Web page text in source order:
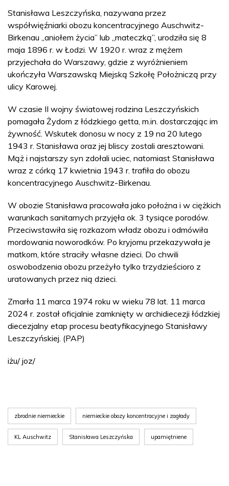
Stanisława Leszczyńska, nazywana przez
współwięźniarki obozu koncentracyjnego Auschwitz-
Birkenau „aniołem życia” lub „mateczką”, urodziła się 8
maja 1896 r. w Łodzi. W 1920 r. wraz z mężem
przyjechała do Warszawy, gdzie z wyróżnieniem
ukończyła Warszawską Miejską Szkołę Położniczą przy
ulicy Karowej.
W czasie II wojny światowej rodzina Leszczyńskich
pomagała Żydom z łódzkiego getta, m.in. dostarczając im
żywność. Wskutek donosu w nocy z 19 na 20 lutego
1943 r. Stanisława oraz jej bliscy zostali aresztowani.
Mąż i najstarszy syn zdołali uciec, natomiast Stanisława
wraz z córką 17 kwietnia 1943 r. trafiła do obozu
koncentracyjnego Auschwitz-Birkenau.
W obozie Stanisława pracowała jako położna i w ciężkich
warunkach sanitarnych przyjęła ok. 3 tysiące porodów.
Przeciwstawiła się rozkazom władz obozu i odmówiła
mordowania noworodków. Po kryjomu przekazywała je
matkom, które straciły własne dzieci. Do chwili
oswobodzenia obozu przeżyło tylko trzydzieścioro z
uratowanych przez nią dzieci.
Zmarła 11 marca 1974 roku w wieku 78 lat. 11 marca
2024 r. został oficjalnie zamknięty w archidiecezji łódzkiej
diecezjalny etap procesu beatyfikacyjnego Stanisławy
Leszczyńskiej. (PAP)
iżu/ joz/
zbrodnie niemieckie niemieckie obozy koncentracyjne i zagłady
KL Auschwitz Stanisława Leszczyńska upamiętniene